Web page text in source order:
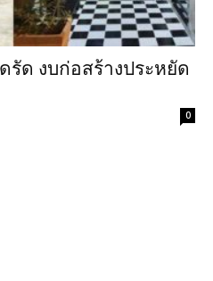
รัด งบก่อสร้างประหยัด
0